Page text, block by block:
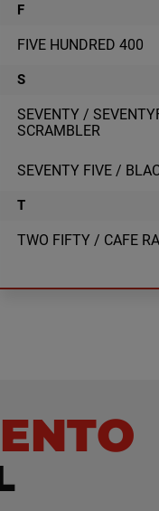
F
FIVE HUNDRED 400
S
SEVENTY /
SCRAMBLER
SEVENTY FIVE /
T
TWO FIFTY / CAFE